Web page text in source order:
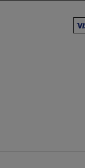
Livraison